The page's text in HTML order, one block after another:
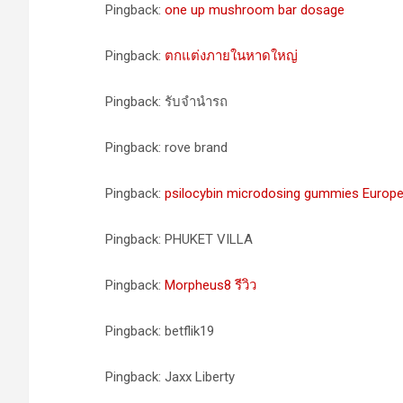
Pingback: one up mushroom bar dosage
Pingback: ตกแต่งภายในหาดใหญ่
Pingback: รับจํานํารถ
Pingback: rove brand
Pingback: psilocybin microdosing gummies Europe
Pingback: PHUKET VILLA
Pingback: Morpheus8 รีวิว
Pingback: betflik19
Pingback: Jaxx Liberty